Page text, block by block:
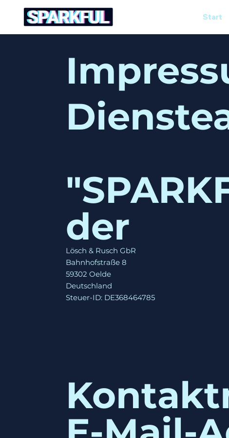
Start
der
Lösch & Rusch GbR
Bahnhofstraße 8
59302 Oelde
Deutschland
Steuer-ID: DE368464785